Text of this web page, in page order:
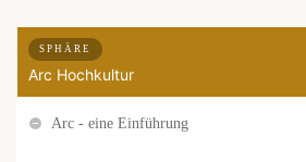
SPHÄRE
Arc Hochkultur
Arc - eine Einführung